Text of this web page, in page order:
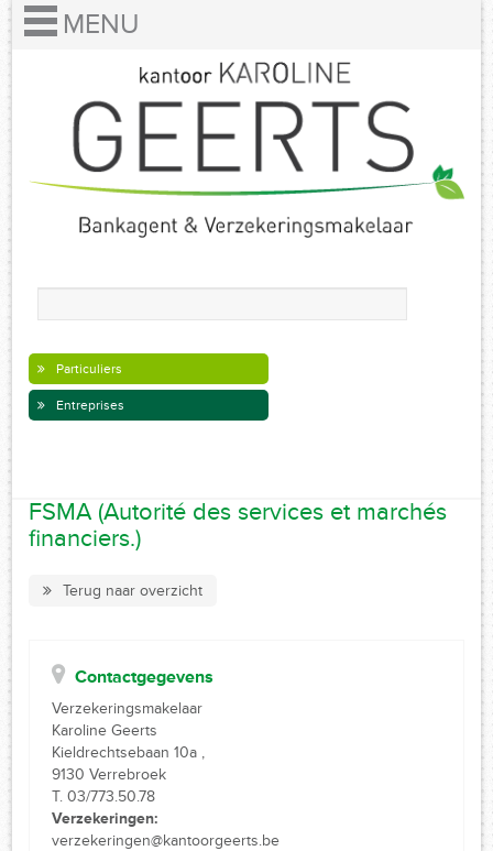
Particuliers
Entreprises
FSMA (Autorité des services et marchés
financiers.)
Terug naar overzicht
Contactgegevens
Verzekeringsmakelaar
Karoline Geerts
Kieldrechtsebaan 10a ,
9130 Verrebroek
T. 03/773.50.78
Verzekeringen:
verzekeringen@kantoorgeerts.be